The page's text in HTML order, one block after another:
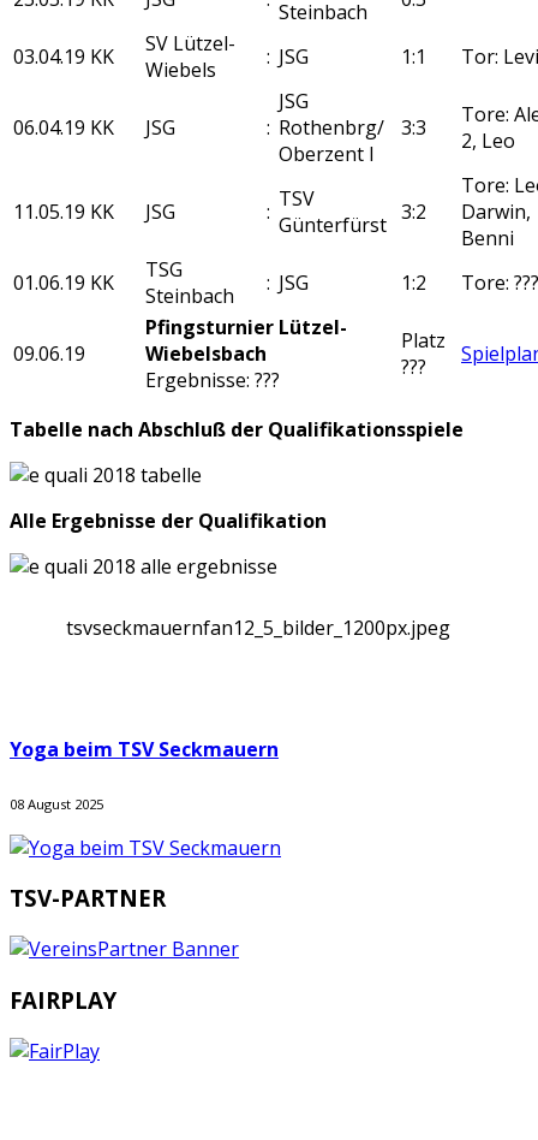
Steinbach
03.04.19 KK
SV Lützel-
Wiebels
: JSG 1:1 Tor: Levi
06.04.19 KK JSG :
JSG
Rothenbrg/
Oberzent I
3:3
Tore:
2, Leo
11.05.19 KK JSG : TSV
Günterfürst 3:2
Tore:
Darwin,
Benni
01.06.19 KK
TSG
Steinbach
: JSG 1:2 Tore: ???
09.06.19
Pfingsturnier Lützel-
Wiebelsbach
Ergebnisse: ???
Platz
???
Tabelle nach Abschluß der Qualifikationsspiele
Alle Ergebnisse der Qualifikation
tsvseckmauernfan12_5_bilder_1200px.jpeg
Yoga beim TSV Seckmauern
08 August 2025
TSV-PARTNER
FAIRPLAY